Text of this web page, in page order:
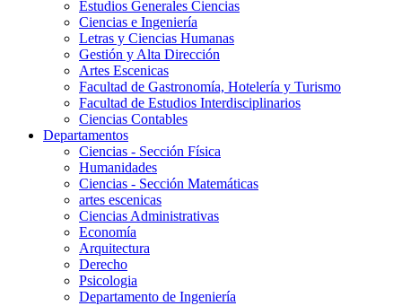
Estudios Generales Ciencias
Ciencias e Ingeniería
Letras y Ciencias Humanas
Gestión y Alta Dirección
Artes Escenicas
Facultad de Gastronomía, Hotelería y Turismo
Facultad de Estudios Interdisciplinarios
Ciencias Contables
Departamentos
Ciencias - Sección Física
Humanidades
Ciencias - Sección Matemáticas
artes escenicas
Ciencias Administrativas
Economía
Arquitectura
Derecho
Psicologia
Departamento de Ingeniería